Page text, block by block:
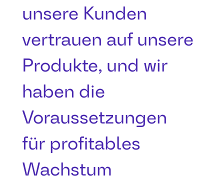
unsere Kunden
vertrauen auf unsere
Produkte, und wir
haben die
Voraussetzungen
für profitables
Wachstum